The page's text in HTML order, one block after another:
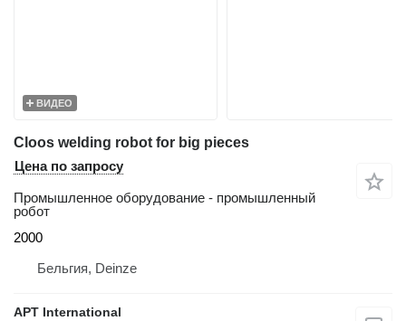
ВИДЕО
Cloos welding robot for big pieces
Цена по запросу
Промышленное оборудование - промышленный
робот
2000
Бельгия, Deinze
APT International